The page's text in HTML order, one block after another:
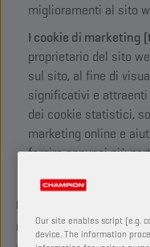
miglioramenti al sito
I cookie di marketing
proprietario del sito
sul sito, al fine di
significativi e attraenti
dei cookie statistici,
marketing online e
fornire annunci più
III. Quali tipi di cookie
Questo sito web utilizza
Our site enables script (e.g.
device. The information